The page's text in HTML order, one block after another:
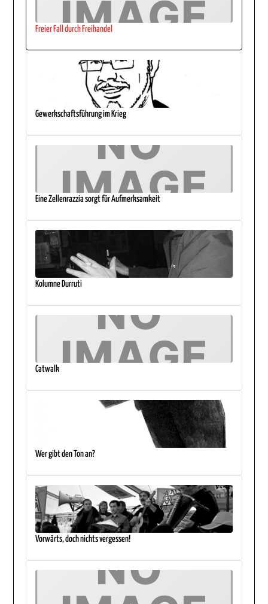
Freier Fall durch Freihandel
Gewerkschaftsführung im Krieg
Eine Zellenrazzia sorgt für Aufmerksamkeit
Kolumne Durruti
Catwalk
Wer gibt den Ton an?
Vorwärts, doch nichts vergessen!